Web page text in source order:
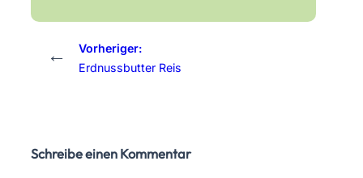
←
Vorheriger:
Erdnussbutter Reis
Schreibe einen Kommentar